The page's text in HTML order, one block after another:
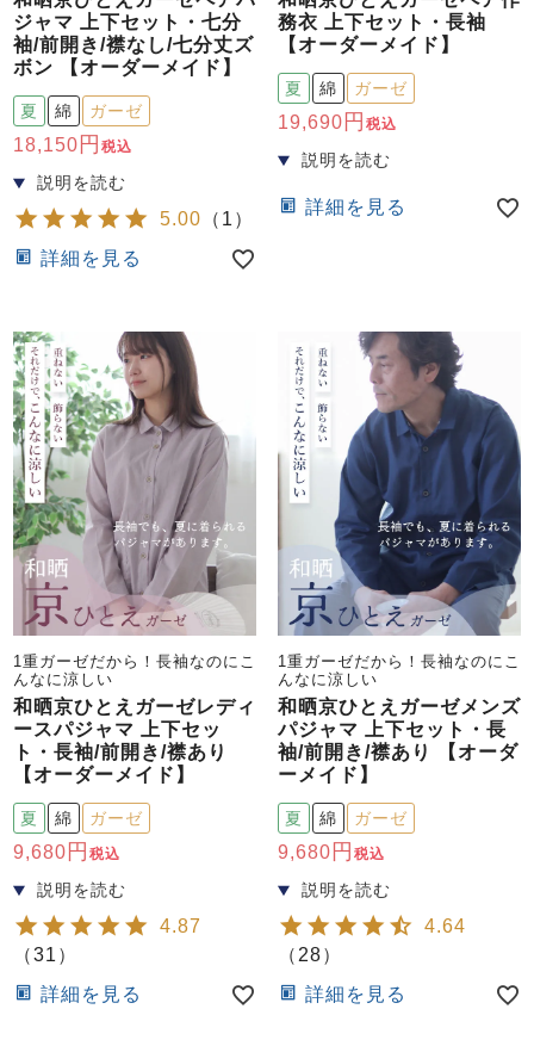
春 夏 冬
すべての季節のパジャマ一覧はこちら
すべてのキッ
ズ
パジャマ
ガールズ長袖 ガールズ半袖 ワンピース
ガールズかぶ
ボーイズ半袖
ボーイズ前開
き
ボーイズかぶ
り
ガールズ 上着
単品
ガールズズボ
ン単品
ボーイズ上着
単品
ボーイズズボ
ン単品
売れ筋ランキング
- Item Ranking -
新着商品
- New Arrival -
すべてのデザインのパジャマ一覧はこちら
ジャマ 上下セット・七分
袖/前開き/襟なし/七分丈ズ
ボン 【オーダーメイド】
夏 綿 ガーゼ
18,150 税込
5.00 （ 1 ）
詳細を見る
務衣 上下セット・長袖
【オーダーメイド】
夏 綿 ガーゼ
19,690 税込
詳細を見る
1重ガーゼだから！長袖なのにこ
んなに涼しい
和晒京ひとえガーゼレディ
ースパジャマ 上下セッ
ト・長袖/前開き/襟あり
【オーダーメイド】
夏 綿 ガーゼ
9,680 税込
4.87
（31 ）
詳細を見る
1重ガーゼだから！長袖なのにこ
んなに涼しい
和晒京ひとえガーゼメンズ
パジャマ 上下セット・長
袖/前開き/襟あり 【オーダ
ーメイド】
夏 綿 ガーゼ
9,680 税込
4.64
（ 28）
詳細を見る